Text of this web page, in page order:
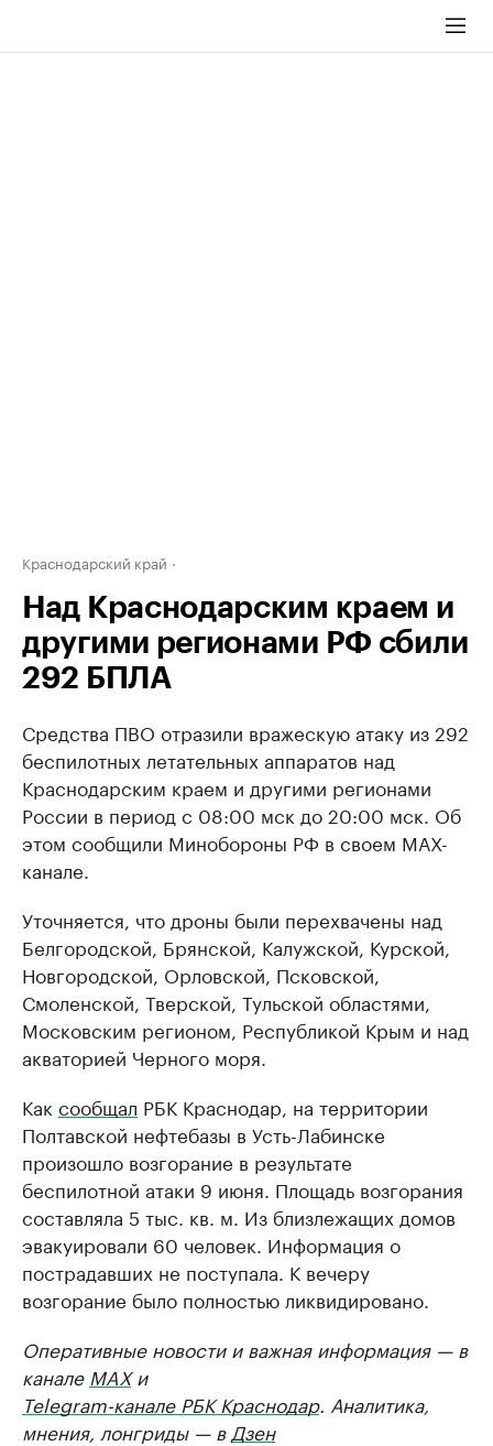
Краснодарский край
Над Краснодарским краем и
другими регионами РФ сбили
292 БПЛА
Средства ПВО отразили вражескую атаку из 292
беспилотных летательных аппаратов над
Краснодарским краем и другими регионами
России в период с 08:00 мск до 20:00 мск. Об
этом сообщили Минобороны РФ в своем МАХ-
канале.
Уточняется, что дроны были перехвачены над
Белгородской, Брянской, Калужской, Курской,
Новгородской, Орловской, Псковской,
Смоленской, Тверской, Тульской областями,
Московским регионом, Республикой Крым и над
акваторией Черного моря.
Как сообщал РБК Краснодар, на территории
Полтавской нефтебазы в Усть-Лабинске
произошло возгорание в результате
беспилотной атаки 9 июня. Площадь возгорания
составляла 5 тыс. кв. м. Из близлежащих домов
эвакуировали 60 человек. Информация о
пострадавших не поступала. К вечеру
возгорание было полностью ликвидировано.
Оперативные новости и важная информация — в
канале MAXи
Telegram-канале РБК Краснодар. Аналитика,
мнения, лонгриды — в Дзен